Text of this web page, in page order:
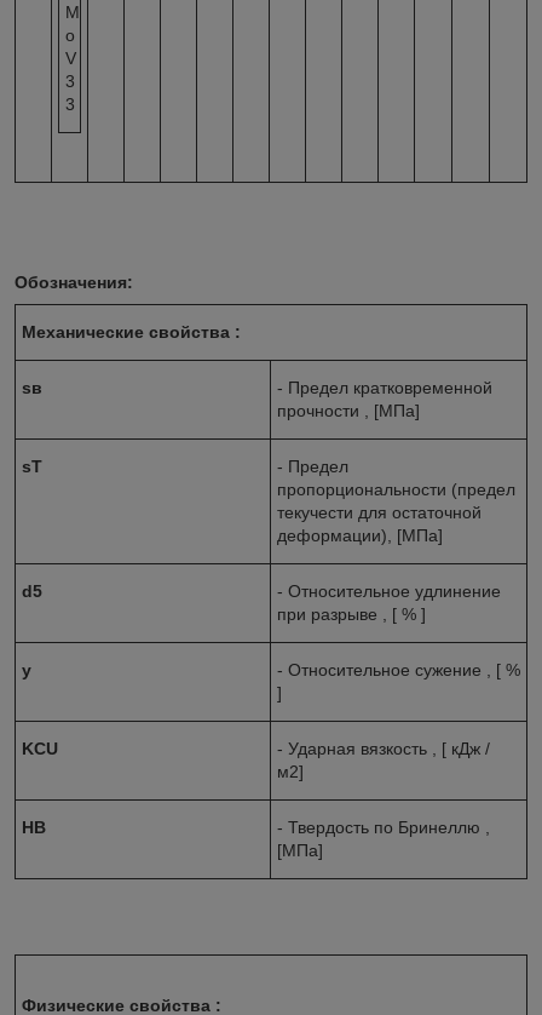
M
o
V
3
3
Обозначения:
Механические свойства :
sв
- Предел кратковременной
прочности , [МПа]
sT
- Предел
пропорциональности (предел
текучести для остаточной
деформации), [МПа]
d5
- Относительное удлинение
при разрыве , [ % ]
y
- Относительное сужение , [ %
]
KCU
- Ударная вязкость , [ кДж /
м2]
HB
- Твердость по Бринеллю ,
[МПа]
Физические свойства :